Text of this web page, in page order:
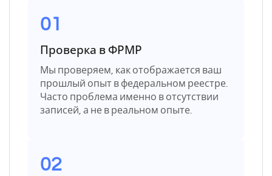
01
Проверка в ФРМР
Мы проверяем, как отображается ваш
прошлый опыт в федеральном реестре.
Часто проблема именно в отсутствии
записей, а не в реальном опыте.
02